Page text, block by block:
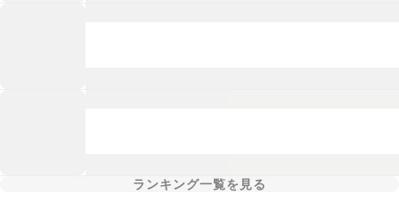
ランキング一覧を見る